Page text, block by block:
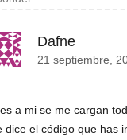
Dafne
21 septiembre,
a mi se me cargan
dice el código que has